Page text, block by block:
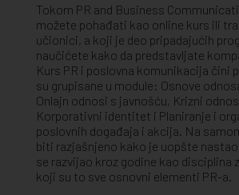
Tokom PR and Business
možete pohađati kao online kurs ili
učionici, a koji je deo pripadajućih
naučićete kako da predstavljate
Kurs PR i poslovna komunikacija čini
su grupisane u module: Osnove
Onlajn odnosi s javnošću, Krizni
Korporativni identitet i Planiranje i
poslovnih događaja i akcija. Na
biti razjašnjeno kako je uopšte
se razvijao kroz godine kao disciplina
koji su to sve osnovni elementi PR-a.